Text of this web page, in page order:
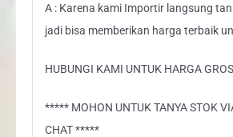
A : Karena kami Importir langsung
jadi bisa memberikan harga terbaik
HUBUNGI KAMI UNTUK HARGA
***** MOHON UNTUK TANYA STOK
CHAT *****